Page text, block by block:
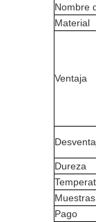
Nombre
Material
Ventaja
Dureza
Muestras
Pago